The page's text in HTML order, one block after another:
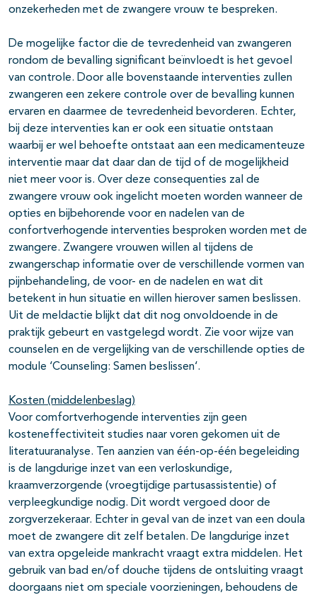
onzekerheden met de zwangere vrouw te bespreken.
De mogelijke factor die de tevredenheid van zwangeren
rondom de bevalling significant beïnvloedt is het gevoel
van controle. Door alle bovenstaande interventies zullen
zwangeren een zekere controle over de bevalling kunnen
ervaren en daarmee de tevredenheid bevorderen. Echter,
bij deze interventies kan er ook een situatie ontstaan
waarbij er wel behoefte ontstaat aan een medicamenteuze
interventie maar dat daar dan de tijd of de mogelijkheid
niet meer voor is. Over deze consequenties zal de
zwangere vrouw ook ingelicht moeten worden wanneer de
opties en bijbehorende voor en nadelen van de
confortverhogende interventies besproken worden met de
zwangere. Zwangere vrouwen willen al tijdens de
zwangerschap informatie over de verschillende vormen van
pijnbehandeling, de voor- en de nadelen en wat dit
betekent in hun situatie en willen hierover samen beslissen.
Uit de meldactie blijkt dat dit nog onvoldoende in de
praktijk gebeurt en vastgelegd wordt. Zie voor wijze van
counselen en de vergelijking van de verschillende opties de
module ‘Counseling: Samen beslissen‘.
Kosten (middelenbeslag)
Voor comfortverhogende interventies zijn geen
kosteneffectiviteit studies naar voren gekomen uit de
literatuuranalyse. Ten aanzien van één-op-één begeleiding
is de langdurige inzet van een verloskundige,
kraamverzorgende (vroegtijdige partusassistentie) of
verpleegkundige nodig. Dit wordt vergoed door de
zorgverzekeraar. Echter in geval van de inzet van een doula
moet de zwangere dit zelf betalen. De langdurige inzet
van extra opgeleide mankracht vraagt extra middelen. Het
gebruik van bad en/of douche tijdens de ontsluiting vraagt
doorgaans niet om speciale voorzieningen, behoudens de